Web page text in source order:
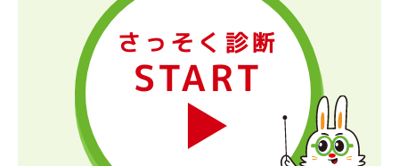
さっそく診断
START